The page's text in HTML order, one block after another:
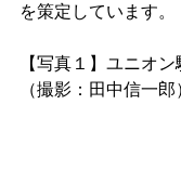
を策定しています。
【写真１】ユニオ
（撮影：田中信一郎